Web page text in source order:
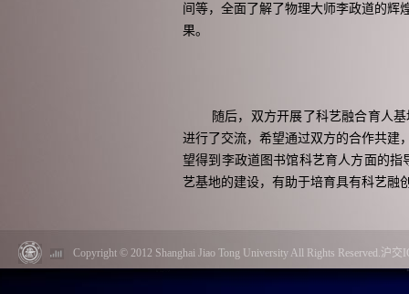
间等，全面了解了物理大师李政道的辉
果。
随后，双方开展了科艺融合育人
进行了交流，希望通过双方的合作共建
望得到李政道图书馆科艺育人方面的
艺基地的建设，有助于培育具有科艺融
上海交通大学李政道科学与艺术
Copyright © 2012 Shanghai Jiao Tong University All Rights Reserved.沪交